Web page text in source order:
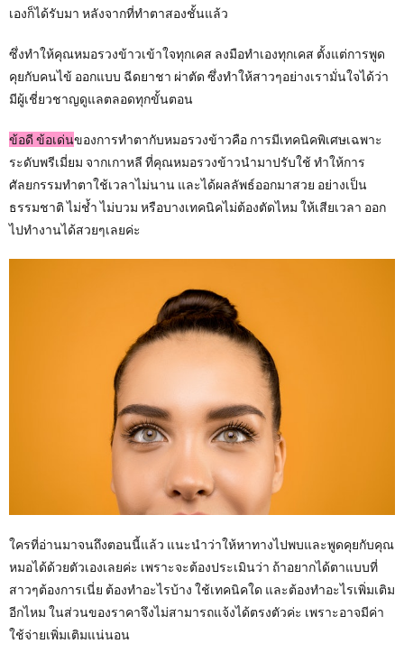
เองก็ได้รับมา หลังจากที่ทำตาสองชั้นแล้ว
ซึ่งทำให้คุณหมอรวงข้าวเข้าใจทุกเคส ลงมือทำเองทุกเคส ตั้งแต่การพูด
คุยกับคนไข้ ออกแบบ ฉีดยาชา ผ่าตัด ซึ่งทำให้สาวๆอย่างเรามั่นใจได้ว่า
มีผู้เชี่ยวชาญดูแลตลอดทุกขั้นตอน
ข้อดี ข้อเด่นของการทำตากับหมอรวงข้าวคือ การมีเทคนิคพิเศษเฉพาะ
ระดับพรีเมี่ยม จากเกาหลี ที่คุณหมอรวงข้าวนำมาปรับใช้ ทำให้การ
ศัลยกรรมทำตาใช้เวลาไม่นาน และได้ผลลัพธ์ออกมาสวย อย่างเป็น
ธรรมชาติ ไม่ช้ำ ไม่บวม หรือบางเทคนิคไม่ต้องตัดไหม ให้เสียเวลา ออก
ไปทำงานได้สวยๆเลยค่ะ
ใครที่อ่านมาจนถึงตอนนี้แล้ว แนะนำว่าให้หาทางไปพบและพูดคุยกับคุณ
หมอได้ด้วยตัวเองเลยค่ะ เพราะจะต้องประเมินว่า ถ้าอยากได้ตาแบบที่
สาวๆต้องการเนี่ย ต้องทำอะไรบ้าง ใช้เทคนิคใด และต้องทำอะไรเพิ่มเติม
อีกไหม ในส่วนของราคาจึงไม่สามารถแจ้งได้ตรงตัวค่ะ เพราะอาจมีค่า
ใช้จ่ายเพิ่มเติมแน่นอน